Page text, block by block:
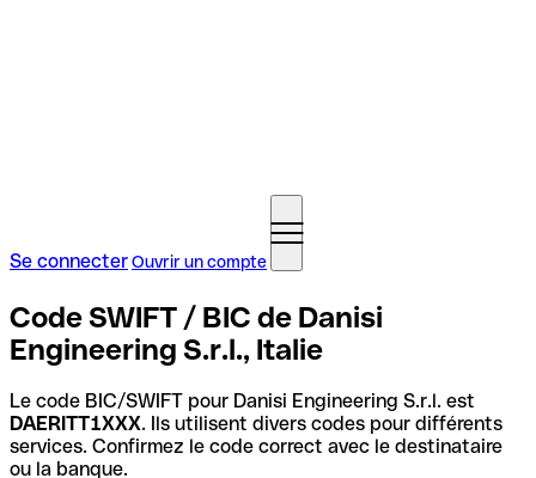
Se connecterOuvrir un compte
Code SWIFT / BIC de Danisi
Engineering S.r.l., Italie
Le code BIC/SWIFT pour Danisi Engineering S.r.l. est
DAERITT1XXX. Ils utilisent divers codes pour différents
services. Confirmez le code correct avec le destinataire
ou la banque.